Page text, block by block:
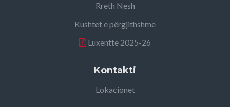
Rreth Nesh
Kushtet e përgjithshme
Luxentte 2025-26
Kontakti
Lokacionet